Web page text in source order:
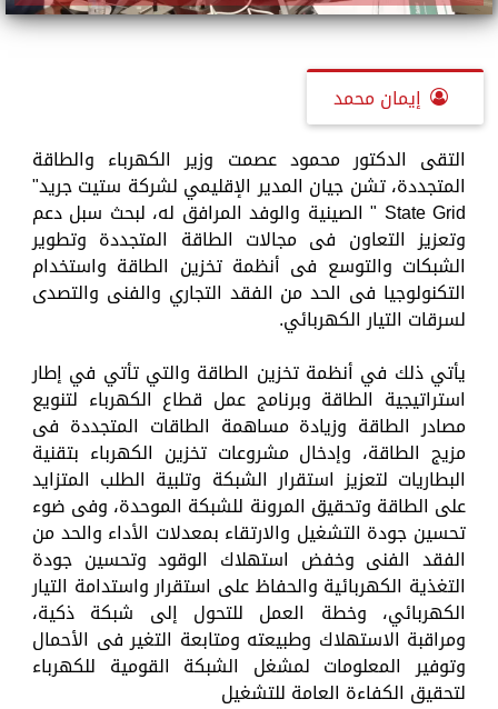
إيمان محمد
التقى الدكتور محمود عصمت وزير الكهرباء والطاقة
المتجددة، تشن جيان المدير الإقليمي لشركة ستيت جريد"
State Grid " الصينية والوفد المرافق له، لبحث سبل دعم
وتعزيز التعاون فى مجالات الطاقة المتجددة وتطوير
الشبكات والتوسع فى أنظمة تخزين الطاقة واستخدام
التكنولوجيا فى الحد من الفقد التجاري والفنى والتصدى
لسرقات التيار الكهربائي.
يأتي ذلك في أنظمة تخزين الطاقة والتي تأتي في إطار
استراتيجية الطاقة وبرنامج عمل قطاع الكهرباء لتنويع
مصادر الطاقة وزيادة مساهمة الطاقات المتجددة فى
مزيج الطاقة، وإدخال مشروعات تخزين الكهرباء بتقنية
البطاريات لتعزيز استقرار الشبكة وتلبية الطلب المتزايد
على الطاقة وتحقيق المرونة للشبكة الموحدة، وفى ضوء
تحسين جودة التشغيل والارتقاء بمعدلات الأداء والحد من
الفقد الفنى وخفض استهلاك الوقود وتحسين جودة
التغذية الكهربائية والحفاظ على استقرار واستدامة التيار
الكهربائي، وخطة العمل للتحول إلى شبكة ذكية،
ومراقبة الاستهلاك وطبيعته ومتابعة التغير فى الأحمال
وتوفير المعلومات لمشغل الشبكة القومية للكهرباء
لتحقيق الكفاءة العامة للتشغيل